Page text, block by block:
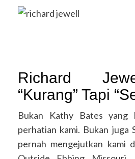
Richard
“Kurang” Tapi
Bukan Kathy Bates yang
perhatian kami. Bukan juga
pernah mengejutkan kami